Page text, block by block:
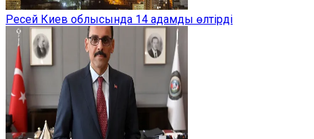
Ресей Киев облысында 14 адамды өлтірді